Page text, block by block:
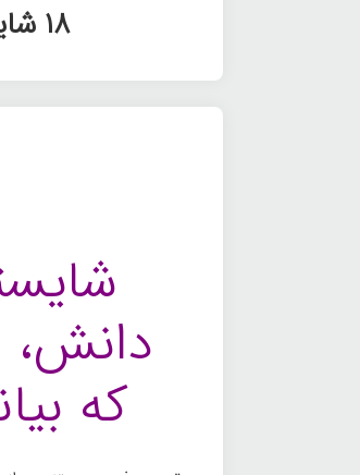
۱۸ شایستگی رهبری که باید توسعه دهید
دانش،
که